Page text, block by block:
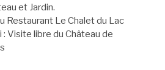
et Jardin.
Restaurant Le Chalet du Lac
Visite libre du Château de